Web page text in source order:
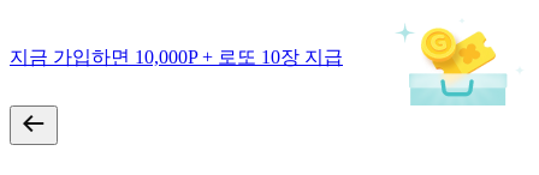
지금 가입하면 10,000P + 로또 10장 지급